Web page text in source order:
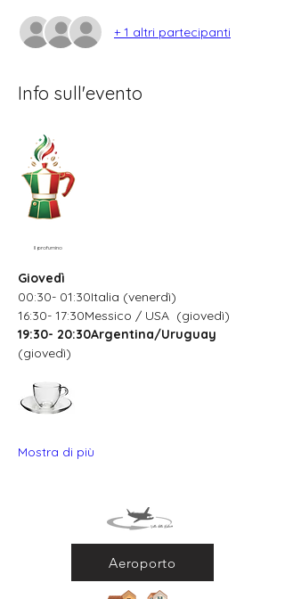
+ 1 altri partecipanti
Info sull'evento
Il profumino
Giovedì
00:30- 01:30Italia (venerdì)
16:30- 17:30Messico / USA  (giovedì)
19:30- 20:30Argentina/Uruguay
(giovedì)
Mostra di più
Aeroporto